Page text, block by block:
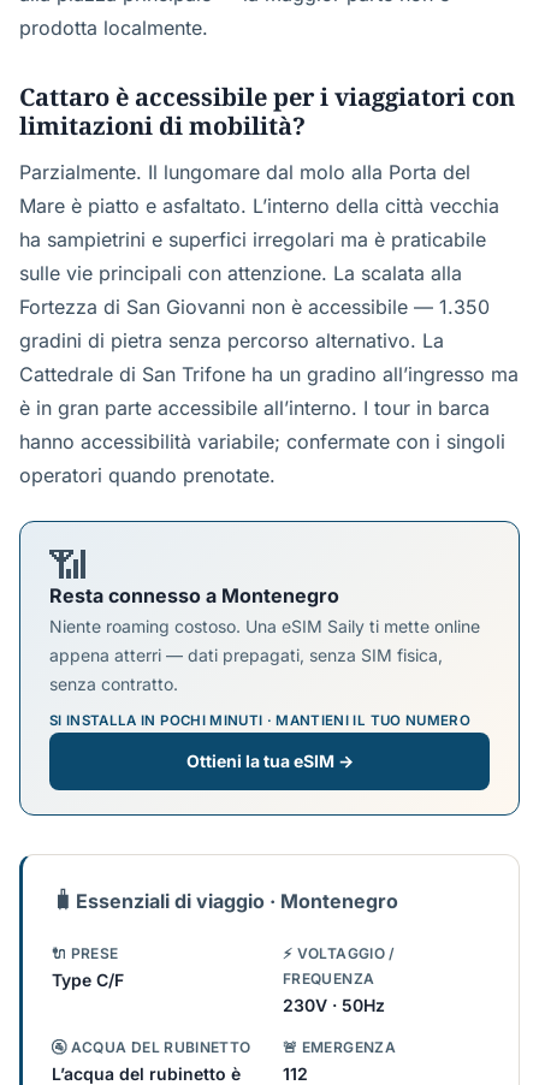
prodotta localmente.
Cattaro è accessibile per i viaggiatori con
limitazioni di mobilità?
Parzialmente. Il lungomare dal molo alla Porta del
Mare è piatto e asfaltato. L’interno della città vecchia
ha sampietrini e superfici irregolari ma è praticabile
sulle vie principali con attenzione. La scalata alla
Fortezza di San Giovanni non è accessibile — 1.350
gradini di pietra senza percorso alternativo. La
Cattedrale di San Trifone ha un gradino all’ingresso ma
è in gran parte accessibile all’interno. I tour in barca
hanno accessibilità variabile; confermate con i singoli
operatori quando prenotate.
📶
Resta connesso a Montenegro
Niente roaming costoso. Una eSIM Saily ti mette online
appena atterri — dati prepagati, senza SIM fisica,
senza contratto.
SI INSTALLA IN POCHI MINUTI · MANTIENI IL TUO NUMERO
Ottieni la tua eSIM →
🧳 Essenziali di viaggio · Montenegro
🔌 PRESE
Type C/F
⚡ VOLTAGGIO /
FREQUENZA
230V · 50Hz
🚰 ACQUA DEL RUBINETTO
L’acqua del rubinetto è
🚨 EMERGENZA
112